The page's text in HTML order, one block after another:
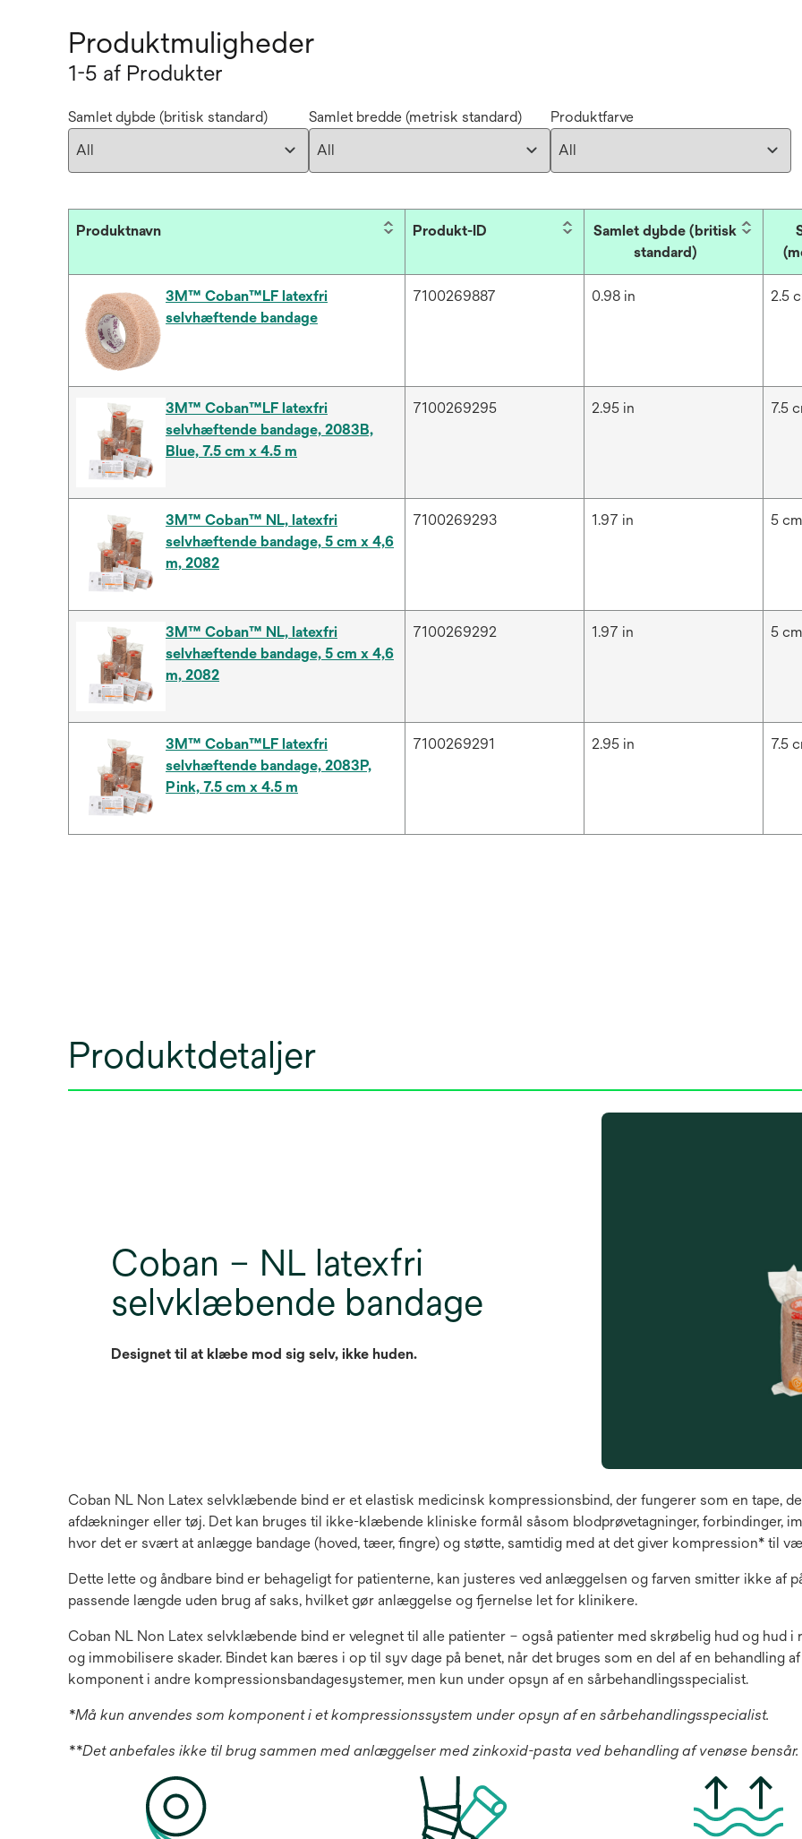
Produktmuligheder
1-5 af Produkter
Samlet dybde (britisk standard) Samlet bredde (metrisk standard) Produktfarve
Produktnavn Produkt-ID
Samlet dybde (britisk
standard)
3M™ Coban™LF latexfri
selvhæftende bandage
7100269887 0.98 in 2.5
3M™ Coban™LF latexfri
selvhæftende bandage, 2083B,
Blue, 7.5 cm x 4.5 m
7100269295 2.95 in 7.5
3M™ Coban™ NL, latexfri
selvhæftende bandage, 5 cm x 4,6
m, 2082
7100269293 1.97 in 5 cm
3M™ Coban™ NL, latexfri
selvhæftende bandage, 5 cm x 4,6
m, 2082
7100269292 1.97 in 5 cm
3M™ Coban™LF latexfri
selvhæftende bandage, 2083P,
Pink, 7.5 cm x 4.5 m
7100269291 2.95 in 7.5
Produktdetaljer
Coban – NL latexfri
selvklæbende bandage
Designet til at klæbe mod sig selv, ikke huden.
Coban NL Non Latex selvklæbende bind er et elastisk medicinsk kompressionsbind, der fungerer som en tape,
afdækninger eller tøj. Det kan bruges til ikke-klæbende kliniske formål såsom blodprøvetagninger, forbindinger,
hvor det er svært at anlægge bandage (hoved, tæer, fingre) og støtte, samtidig med at det giver kompression* til
Dette lette og åndbare bind er behageligt for patienterne, kan justeres ved anlæggelsen og farven smitter ikke af
passende længde uden brug af saks, hvilket gør anlæggelse og fjernelse let for klinikere.
Coban NL Non Latex selvklæbende bind er velegnet til alle patienter – også patienter med skrøbelig hud og
og immobilisere skader. Bindet kan bæres i op til syv dage på benet, når det bruges som en del af en behandling
komponent i andre kompressionsbandagesystemer, men kun under opsyn af en sårbehandlingsspecialist.
*Må kun anvendes som komponent i et kompressionssystem under opsyn af en sårbehandlingsspecialist.
**Det anbefales ikke til brug sammen med anlæggelser med zinkoxid-pasta ved behandling af venøse bensår.